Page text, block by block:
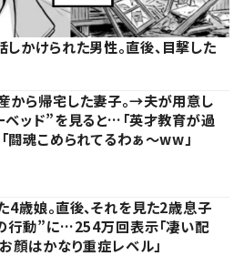
かけられた男性。直後、目撃した
から帰宅した妻子。→夫が用意し
ベッド”を見ると…「英才教育が過
闘魂こめられてるわぁ～ww」
4歳娘。直後、それを見た2歳息子
行動”に…254万回表示「凄い配
お顔はかなり重症レベル」